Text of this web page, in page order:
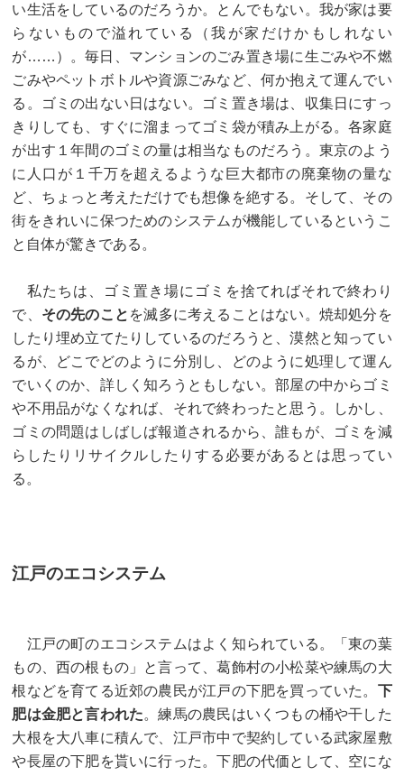
い生活をしているのだろうか。とんでもない。我が家は要
らないもので溢れている（我が家だけかもしれない
が……）。毎日、マンションのごみ置き場に生ごみや不燃
ごみやペットボトルや資源ごみなど、何か抱えて運んでい
る。ゴミの出ない日はない。ゴミ置き場は、収集日にすっ
きりしても、すぐに溜まってゴミ袋が積み上がる。各家庭
が出す１年間のゴミの量は相当なものだろう。東京のよう
に人口が１千万を超えるような巨大都市の廃棄物の量な
ど、ちょっと考えただけでも想像を絶する。そして、その
街をきれいに保つためのシステムが機能しているというこ
と自体が驚きである。
私たちは、ゴミ置き場にゴミを捨てればそれで終わり
で、 その先のこと を滅多に考えることはない。焼却処分を
したり埋め立てたりしているのだろうと、漠然と知ってい
るが、どこでどのように分別し、どのように処理して運ん
でいくのか、詳しく知ろうともしない。部屋の中からゴミ
や不用品がなくなれば、それで終わったと思う。しかし、
ゴミの問題はしばしば報道されるから、誰もが、ゴミを減
らしたりリサイクルしたりする必要があるとは思ってい
る。
江戸のエコシステム
江戸の町のエコシステムはよく知られている。「東の葉
もの、西の根もの」と言って、葛飾村の小松菜や練馬の大
根などを育てる近郊の農民が江戸の下肥を買っていた。 下
肥は金肥と言われた。練馬の農民はいくつもの桶や干した
大根を大八車に積んで、江戸市中で契約している武家屋敷
や長屋の下肥を貰いに行った。下肥の代価として、空にな